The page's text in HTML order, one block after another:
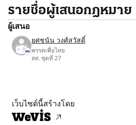
รายชื่อผู้เสนอกฎหมาย
ผู้เสนอ
ยศชนัน วงศ์สวัสดิ์
พรรคเพื่อไทย
สส. ชุดที่ 27
เว็บไซต์นี้สร้างโดย